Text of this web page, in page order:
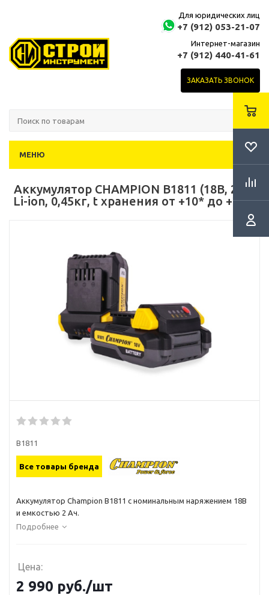
Для юридических лиц
+7 (912) 053-21-07
Интернет-магазин
+7 (912) 440-41-61
ЗАКАЗАТЬ ЗВОНОК
МЕНЮ
Аккумулятор CHAMPION B1811 (18В, 2Ач,
Li-ion, 0,45кг, t хранения от +10* до +20*)
B1811
Все товары бренда
Аккумулятор Champion B1811 с номинальным наряжением 18В
и емкостью 2 Ач.
Подробнее
Цена:
2 990 руб./шт